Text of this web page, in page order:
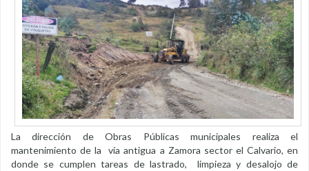
La dirección de Obras Públicas municipales realiza el
mantenimiento de la vía antigua a Zamora sector el Calvario, en
donde se cumplen tareas de lastrado, limpieza y desalojo de